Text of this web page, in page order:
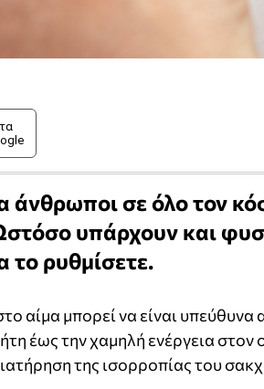
άνθρωποι σε όλο τον
υπάρχουν και
το ρυθμίσετε.
αίμα μπορεί να είναι
έως την χαμηλή ενέργεια στον
της ισορροπίας του